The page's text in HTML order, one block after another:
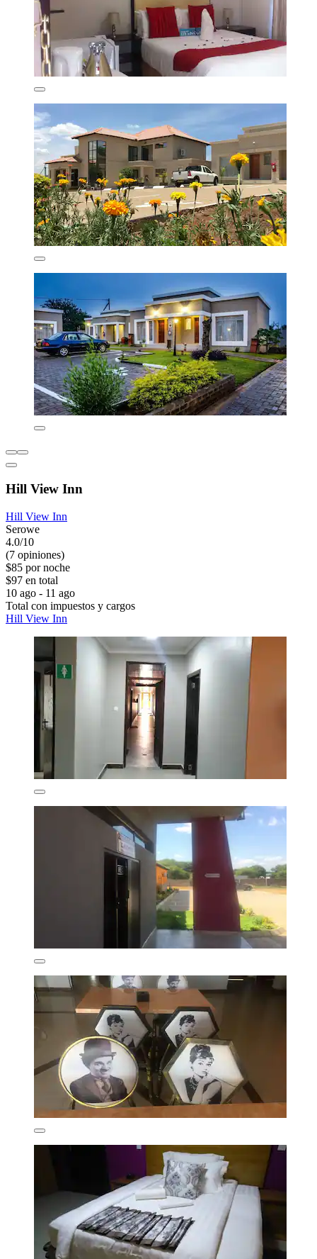
Hill View Inn
Hill View Inn
Serowe
4.0/10
(7 opiniones)
$85 por noche
$97 en total
10 ago - 11 ago
Total con impuestos y cargos
Hill View Inn